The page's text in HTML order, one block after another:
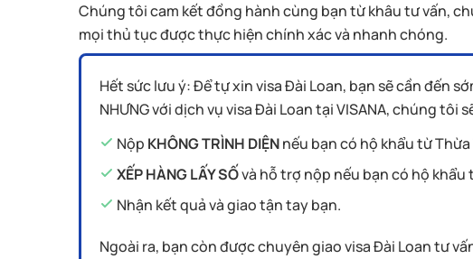
Chúng tôi cam kết đồng hành cùng bạn từ khâu tư vấn,
mọi thủ tục được thực hiện chính xác và nhanh chóng.
Hết sức lưu ý: Để tự xin visa Đài Loan, bạn sẽ cần đến
NHƯNG với dịch vụ visa Đài Loan tại VISANA, chúng tôi
Nộp KHÔNG TRÌNH DIỆNnếu bạn có hộ khẩu từ
XẾP HÀNG LẤY SỐvà hỗ trợ nộp nếu bạn có hộ khẩu
Nhận kết quả và giao tận tay bạn.
Ngoài ra, bạn còn được chuyên giao visa Đài Loan tư